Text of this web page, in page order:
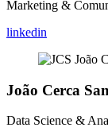
Marketing &
linkedin
João Cerca
Data Science &